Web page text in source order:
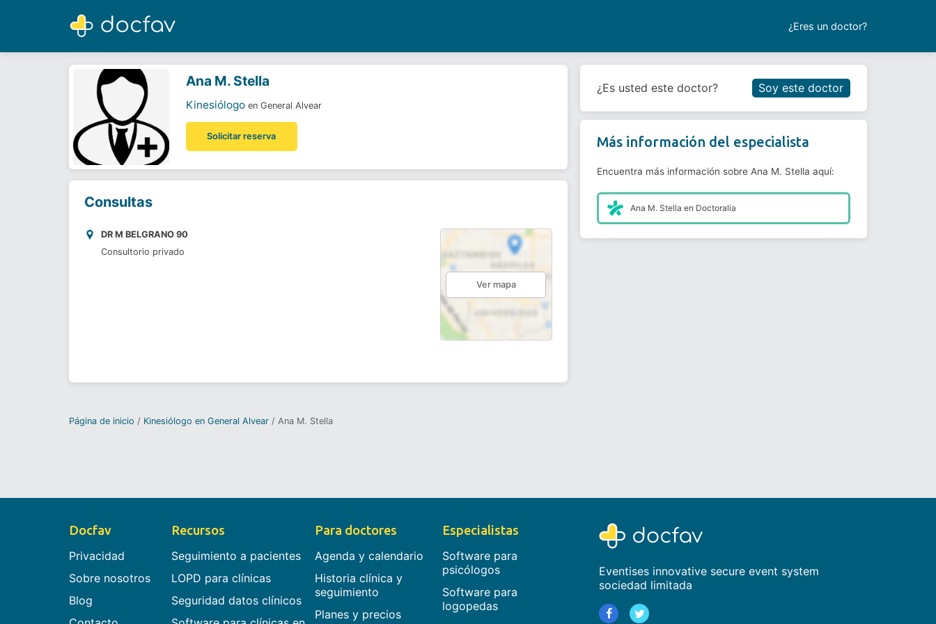
¿Eres un doctor?
Ana M. Stella
Kinesiólogo
Reservar cita
Ana M. Stella
Kinesiólogo en General Alvear
Solicitar reserva
Consultas
DR M BELGRANO 90
Consultorio privado
Ver mapa
¿Es usted este doctor? Soy este doctor
Más información del especialista
Encuentra más información sobre Ana M. Stella aquí:
Ana M. Stella en Doctoralia
Página de inicio Kinesiólogo en General Alvear Ana M. Stella
Docfav
Privacidad
Sobre nosotros
Blog
Recursos
Seguimiento a pacientes
LOPD para clínicas
Seguridad datos clínicos
Para doctores
Agenda y calendario
Historia clínica y
seguimiento
Planes y precios
Especialistas
Software para
psicólogos
Software para
logopedas
Eventises innovative secure event system
sociedad limitada